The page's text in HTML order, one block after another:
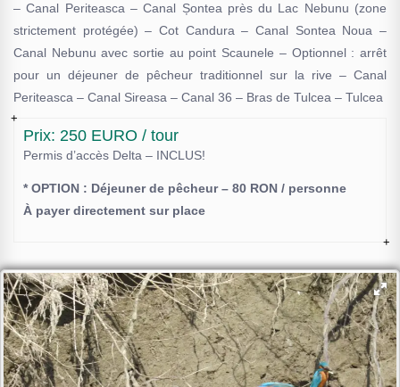
– Canal Periteasca – Canal Șontea près du Lac Nebunu (zone
strictement protégée) – Cot Candura – Canal Sontea Noua –
Canal Nebunu avec sortie au point Scaunele – Optionnel : arrêt
pour un déjeuner de pêcheur traditionnel sur la rive – Canal
Periteasca – Canal Sireasa – Canal 36 – Bras de Tulcea – Tulcea
Prix: 250 EURO / tour
Permis d’accès Delta – INCLUS!
* OPTION : Déjeuner de pêcheur – 80 RON / personne
À payer directement sur place